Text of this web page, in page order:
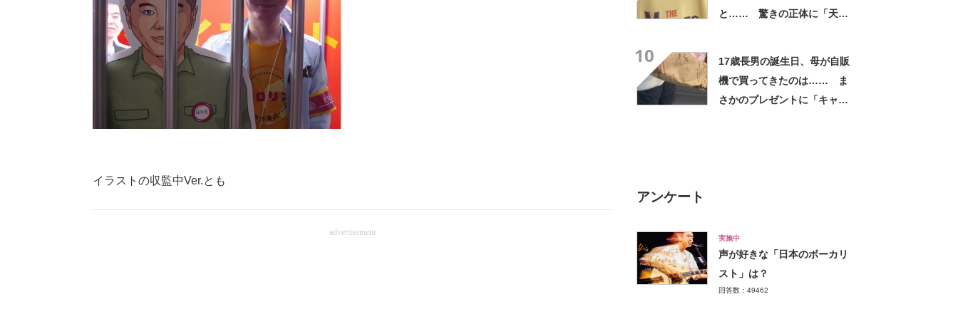
イラストの収監中Ver.とも
advertisement
と…… 驚きの正体に「天
10
17歳長男の誕生日、母が自販
機で買ってきたのは…… ま
さかのプレゼントに「キャー
アンケート
実施中
声が好きな「日本のボーカリ
スト」は？
回答数：49462